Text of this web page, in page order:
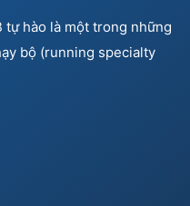
tự hào là một trong những
bộ (running specialty